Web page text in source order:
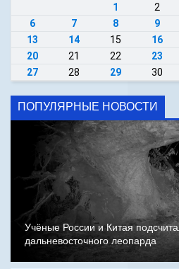
1
2
6
7 8 9
13
14 15 16
20
21 22 23
27
28 29 30
ПОПУЛЯРНЫЕ НОВОСТИ
Учёные России и Китая
дальневосточного леопарда